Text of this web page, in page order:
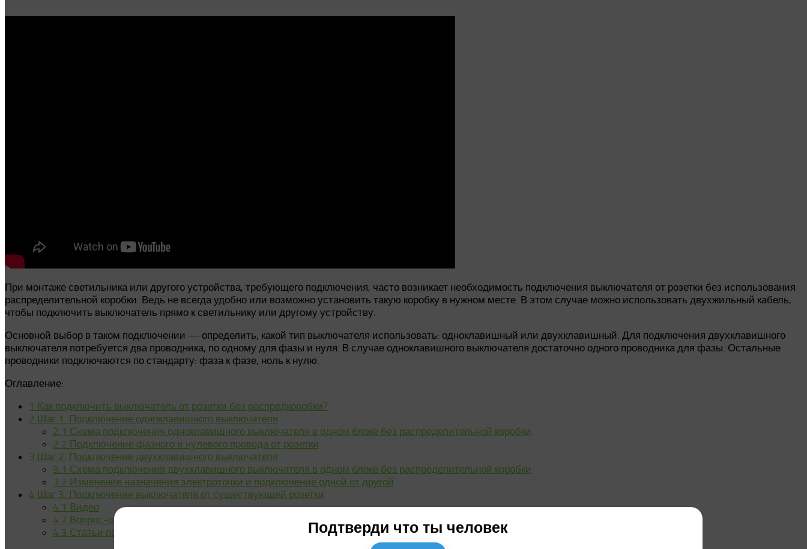
При монтаже светильника или другого устройства, требующего подключения, часто возникает необходимость подключения выключателя от розетки без использования
распределительной коробки. Ведь не всегда удобно или возможно установить такую коробку в нужном месте. В этом случае можно использовать двухжильный кабель,
чтобы подключить выключатель прямо к светильнику или другому устройству.
Основной выбор в таком подключении — определить, какой тип выключателя использовать: одноклавишный или двухклавишный. Для подключения двухклавишного
выключателя потребуется два проводника, по одному для фазы и нуля. В случае одноклавишного выключателя достаточно одного проводника для фазы. Остальные
проводники подключаются по стандарту: фаза к фазе, ноль к нулю.
Оглавление:
1 Как подключить выключатель от розетки без распредкоробки?
2 Шаг 1: Подключение одноклавишного выключателя
2.1 Схема подключения одноклавишного выключателя в одном блоке без распределительной коробки
2.2 Подключение фазного и нулевого провода от розетки
3 Шаг 2: Подключение двухклавишного выключателя
3.1 Схема подключения двухклавишного выключателя в одном блоке без распределительной коробки
3.2 Изменение назначения электроточки и подключение одной от другой
4 Шаг 3: Подключение выключателя от существующей розетки
4.1 Видео
4.2 Вопрос-ответ
4.3 Статьи по теме: Подтверди что ты человек